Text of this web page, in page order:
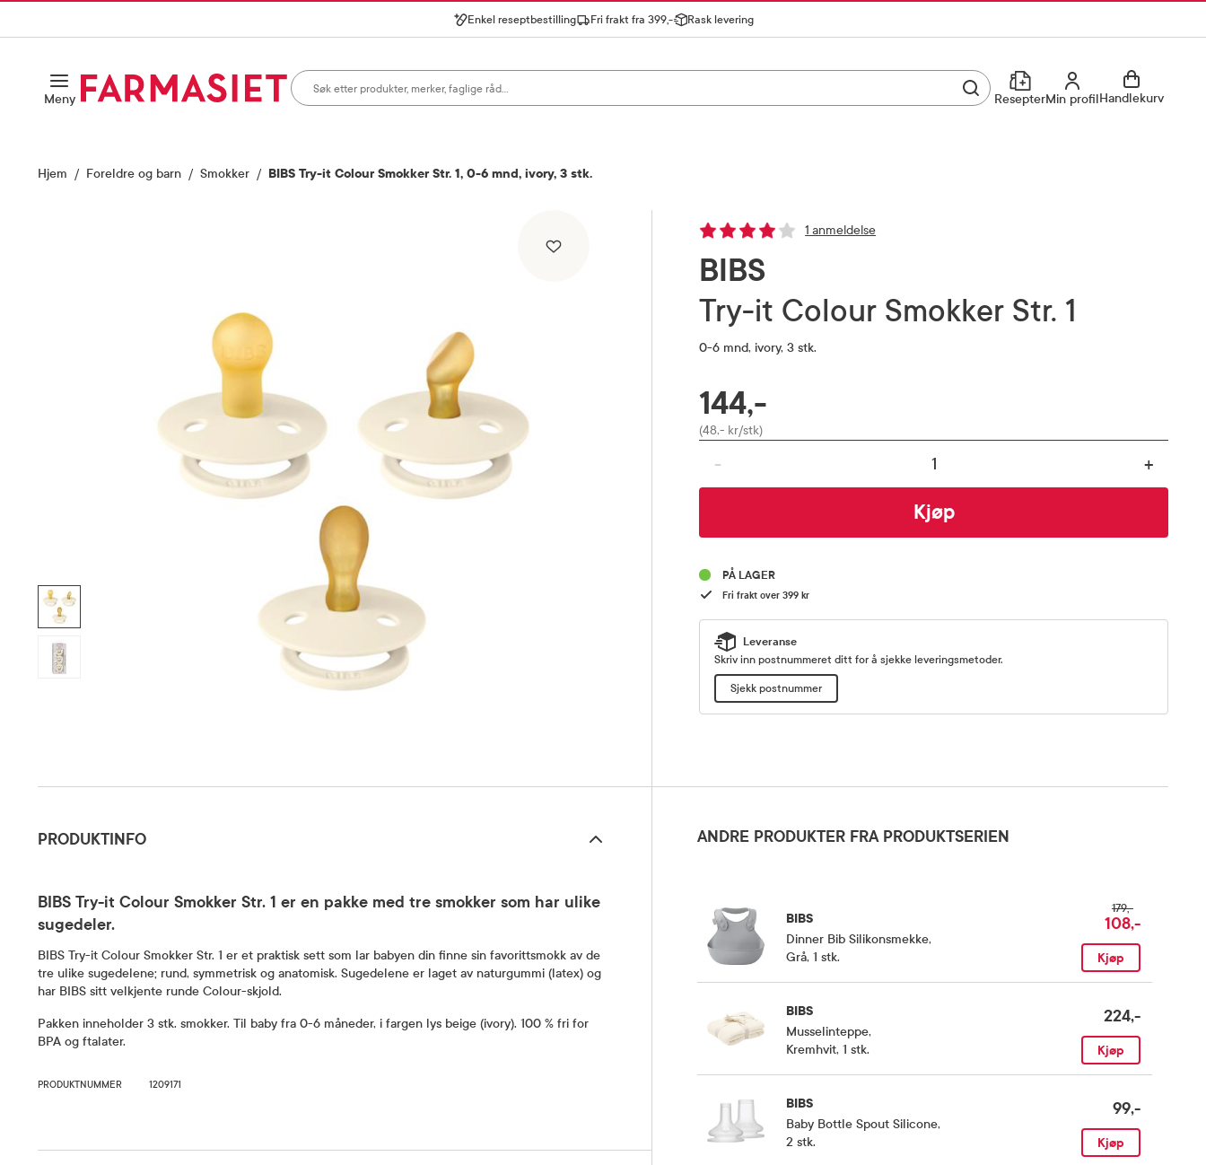
Enkel reseptbestilling Fri frakt fra 399,- Rask levering
INNHOLD
MenyÅpne
Søk i apotek
Utfør søkResepterMin profilMin profilHandlekurv
Hjem Foreldre og barn Smokker BIBS Try-it Colour Smokker Str. 1, 0-6 mnd, ivory, 3 stk.
1 anmeldelse
BIBS
Try-it Colour Smokker Str. 1
0-6 mnd, ivory, 3 stk.
RABATTPROSENT
Pris
144,-
(48,- kr/stk)
- +
Kjøp
PÅ LAGER
Fri frakt over 399 kr
Leveranse
Skriv inn postnummeret ditt for å sjekke leveringsmetoder.
Sjekk postnummer
PRODUKTINFO
BIBS Try-it Colour Smokker Str. 1 er en pakke med tre smokker som har ulike
sugedeler.
BIBS Try-it Colour Smokker Str. 1 er et praktisk sett som lar babyen din finne sin favorittsmokk av de
tre ulike sugedelene; rund, symmetrisk og anatomisk. Sugedelene er laget av naturgummi (latex) og
har BIBS sitt velkjente runde Colour-skjold.
Pakken inneholder 3 stk. smokker. Til baby fra 0-6 måneder, i fargen lys beige (ivory). 100 % fri for
BPA og ftalater.
PRODUKTNUMMER 1209171
ANDRE PRODUKTER FRA PRODUKTSERIEN
BIBS
Dinner Bib Silikonsmekke,
Grå, 1 stk.
179,-
108,-
Kjøp
BIBS
Musselinteppe,
Kremhvit, 1 stk.
224,-
Kjøp
BIBS
Baby Bottle Spout Silicone,
2 stk.
99,-
Kjøp